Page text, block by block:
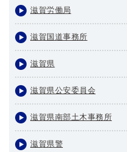
滋賀労働局
滋賀国道事務所
滋賀県
滋賀県公安委員会
滋賀県南部土木事務所
滋賀県警